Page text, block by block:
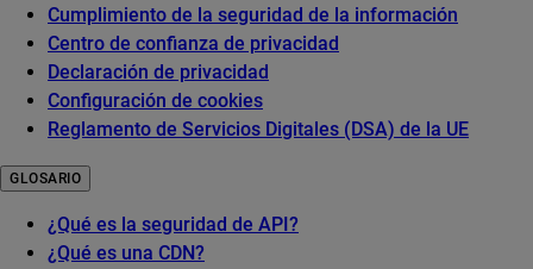
Cumplimiento de la seguridad de la información
Centro de confianza de privacidad
Declaración de privacidad
Configuración de cookies
Reglamento de Servicios Digitales (DSA) de la UE
GLOSARIO
¿Qué es la seguridad de API?
¿Qué es una CDN?